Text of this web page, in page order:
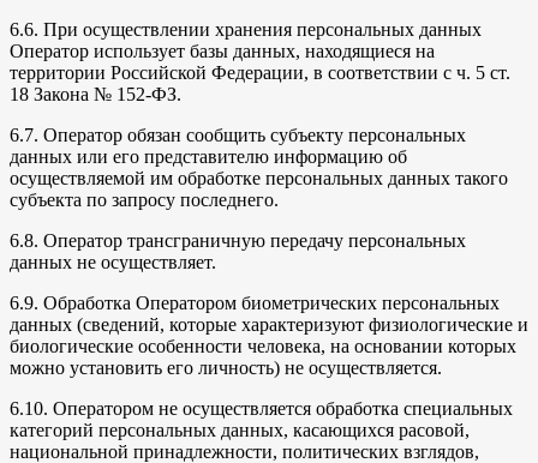
6.6. При осуществлении хранения персональных данных
Оператор использует базы данных, находящиеся на
территории Российской Федерации, в соответствии с ч. 5 ст.
18 Закона № 152-ФЗ.
6.7. Оператор обязан сообщить субъекту персональных
данных или его представителю информацию об
осуществляемой им обработке персональных данных такого
субъекта по запросу последнего.
6.8. Оператор трансграничную передачу персональных
данных не осуществляет.
6.9. Обработка Оператором биометрических персональных
данных (сведений, которые характеризуют физиологические и
биологические особенности человека, на основании которых
можно установить его личность) не осуществляется.
6.10. Оператором не осуществляется обработка специальных
категорий персональных данных, касающихся расовой,
национальной принадлежности, политических взглядов,